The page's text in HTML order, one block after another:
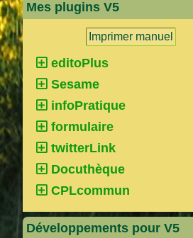
Mes plugins V5
Imprimer manuel
editoPlus
Sesame
infoPratique
formulaire
twitterLink
Docuthèque
CPLcommun
Développements pour V5